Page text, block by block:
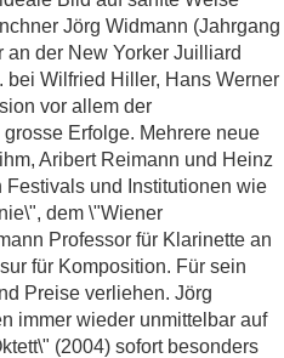
Jörg Widmann (Jahrgang
der New Yorker Juilliard
bei Wilfried Hiller, Hans Werner
vor allem der
Erfolge. Mehrere neue
Aribert Reimann und Heinz
und Institutionen wie
dem \"Wiener
Professor für Klarinette an
für Komposition. Für sein
Preise verliehen. Jörg
immer wieder unmittelbar auf
(2004) sofort besonders